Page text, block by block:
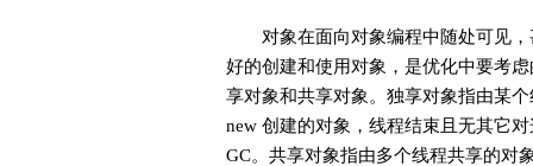
对象在面向对象编程中随处可见，
好的创建和使用对象，是优化中要考
享对象和共享对象。独享对象指由某
new 创建的对象，线程结束且无其它
GC。共享对象指由多个线程共享的对